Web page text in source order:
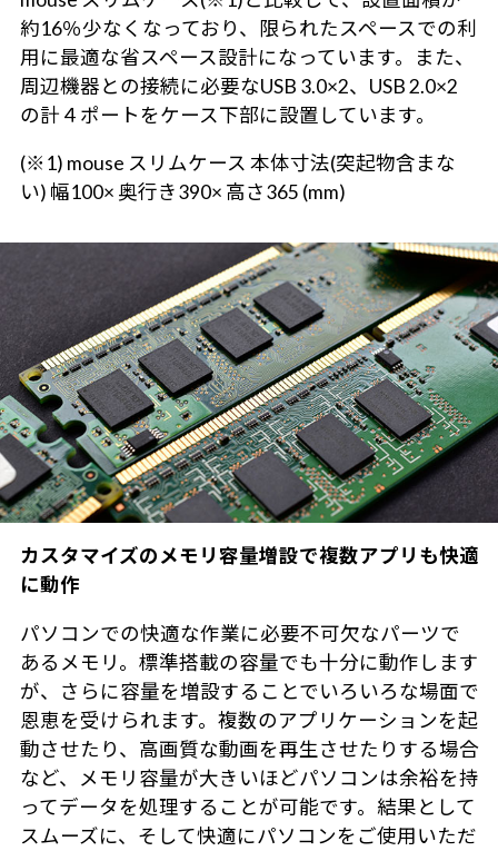
約16％少なくなっており、限られたスペースでの利
用に最適な省スペース設計になっています。また、
周辺機器との接続に必要なUSB 3.0×2、USB 2.0×2
の計４ポートをケース下部に設置しています。
(※1) mouse スリムケース 本体寸法(突起物含まな
い) 幅100× 奥行き390× 高さ365 (mm)
カスタマイズのメモリ容量増設で複数アプリも快適
に動作
パソコンでの快適な作業に必要不可欠なパーツで
あるメモリ。標準搭載の容量でも十分に動作します
が、さらに容量を増設することでいろいろな場面で
恩恵を受けられます。複数のアプリケーションを起
動させたり、高画質な動画を再生させたりする場合
など、メモリ容量が大きいほどパソコンは余裕を持
ってデータを処理することが可能です。結果として
スムーズに、そして快適にパソコンをご使用いただ